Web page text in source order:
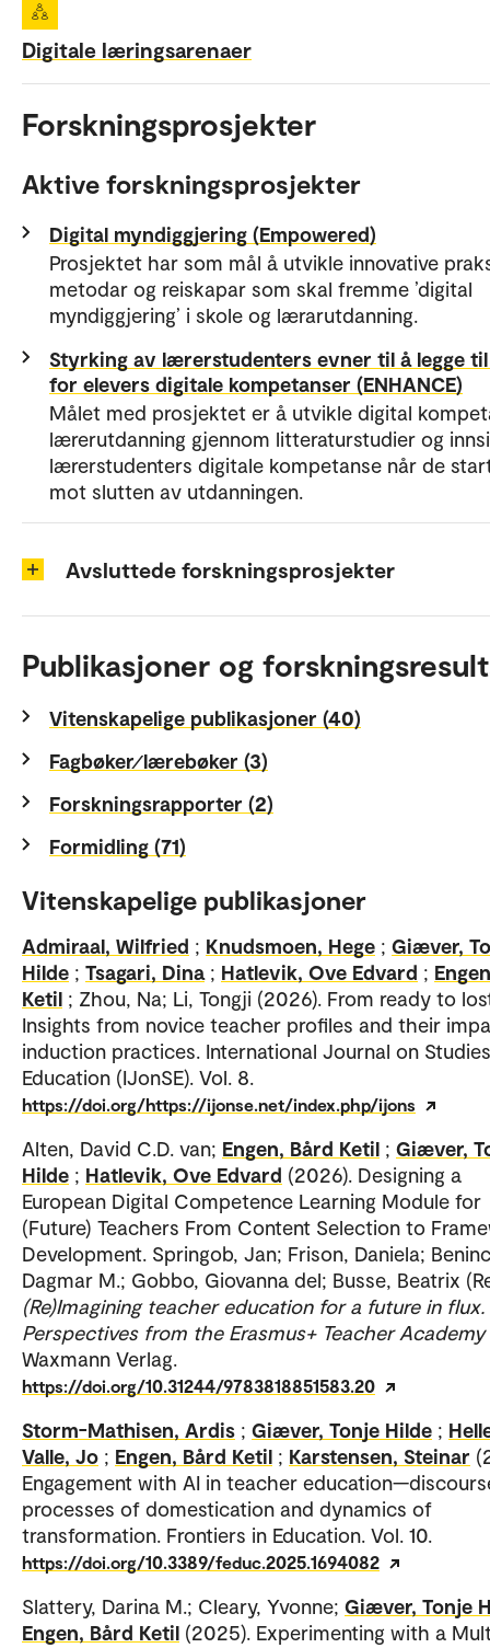
Digitale læringsarenaer
Forskningsprosjekter
Aktive forskningsprosjekter
Digital myndiggjering (Empowered)
Prosjektet har som mål å utvikle innovative
metodar og reiskapar som skal fremme ’digital
myndiggjering’ i skole og lærarutdanning.
Styrking av lærerstudenters evner til å legge
for elevers digitale kompetanser (ENHANCE)
Målet med prosjektet er å utvikle digital
lærerutdanning gjennom litteraturstudier og
lærerstudenters digitale kompetanse når de
mot slutten av utdanningen.
Avsluttede forskningsprosjekter
Publikasjoner og
Vitenskapelige publikasjoner (40)
Fagbøker⁄lærebøker (3)
Forskningsrapporter (2)
Formidling (71)
Vitenskapelige publikasjoner
Admiraal, Wilfried ; Knudsmoen, Hege ; Giæver,
Hilde ; Tsagari, Dina ; Hatlevik, Ove Edvard ;
Ketil ; Zhou, Na; Li, Tongji (2026). From ready to
Insights from novice teacher profiles and their
induction practices. International Journal on
Education (IJonSE). Vol. 8.
https://doi.org/https://ijonse.net/index.php/ijons
Alten, David C.D. van; Engen, Bård Ketil ; Giæver,
Hilde ; Hatlevik, Ove Edvard (2026). Designing a
European Digital Competence Learning Module for
(Future) Teachers From Content Selection to
Development. Springob, Jan; Frison, Daniela;
Dagmar M.; Gobbo, Giovanna del; Busse, Beatrix
(Re)Imagining teacher education for a future in flux.
Perspectives from the Erasmus+ Teacher
Waxmann Verlag.
https://doi.org/10.31244/9783818851583.20
Storm-Mathisen, Ardis ; Giæver, Tonje Hilde ;
Valle, Jo ; Engen, Bård Ketil ; Karstensen, Steinar
Engagement with AI in teacher
processes of domestication and dynamics of
transformation. Frontiers in Education. Vol. 10.
https://doi.org/10.3389/feduc.2025.1694082
Slattery, Darina M.; Cleary, Yvonne; Giæver, Tonje
Engen, Bård Ketil (2025). Experimenting with a